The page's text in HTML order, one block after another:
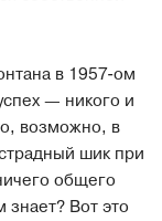
в 1957-ом
— никого и
возможно, в
шик при
общего
Вот это